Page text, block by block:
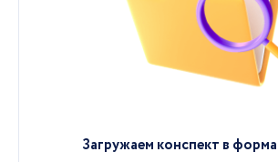
Загружаем конспект в